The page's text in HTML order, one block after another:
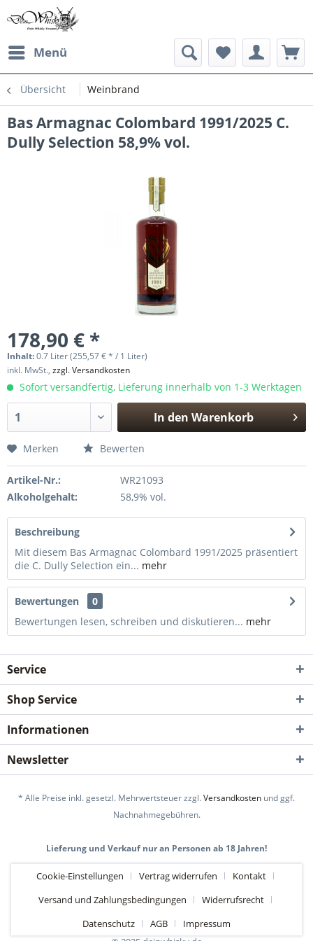
Menü
Übersicht Weinbrand
Bas Armagnac Colombard 1991/2025 C.
Dully Selection 58,9% vol.
178,90 € *
Inhalt:0.7 Liter (255,57 € * / 1 Liter)
inkl. MwSt., zzgl. Versandkosten
Sofort versandfertig, Lieferung innerhalb von 1-3 Werktagen
In den Warenkorb
Merken Bewerten
Artikel-Nr.:
WR21093
Alkoholgehalt:
58,9% vol.
Beschreibung
Mit diesem Bas Armagnac Colombard 1991/2025 präsentiert
die C. Dully Selection ein... mehr
Bewertungen
0
Bewertungen lesen, schreiben und diskutieren... mehr
Service
Shop Service
Informationen
Newsletter
* Alle Preise inkl. gesetzl. Mehrwertsteuer zzgl.Versandkosten und ggf.
Nachnahmegebühren.
Lieferung und Verkauf nur an Personen ab 18 Jahren!
Cookie-Einstellungen Vertrag widerrufen
Kontakt
Versand und Zahlungsbedingungen
Widerrufsrecht
Datenschutz
AGB
Impressum